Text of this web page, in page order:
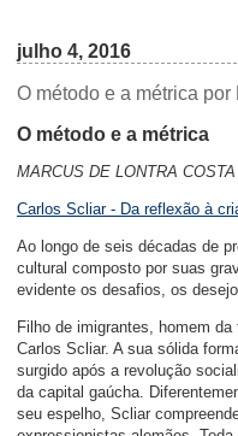
julho 4, 2016
O método e a métrica
O método e a métrica
MARCUS DE LONTRA COSTA
Carlos Scliar - Da reflexão à
Ao longo de seis décadas de
cultural composto por suas
evidente os desafios, os
Filho de imigrantes, homem
Carlos Scliar. A sua sólida
surgido após a revolução
da capital gaúcha.
seu espelho, Scliar